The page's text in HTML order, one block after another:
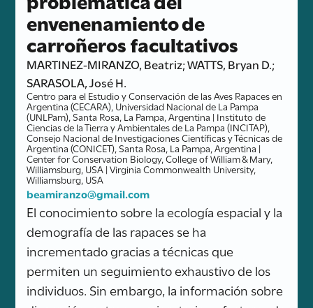
envenenamiento de
carroñeros facultativos
MARTINEZ-MIRANZO, Beatriz; WATTS, Bryan D.;
SARASOLA, José H.
Centro para el Estudio y Conservación de las Aves Rapaces en
Argentina (CECARA), Universidad Nacional de La Pampa
(UNLPam), Santa Rosa, La Pampa, Argentina | Instituto de
Ciencias de la Tierra y Ambientales de La Pampa (INCITAP),
Consejo Nacional de Investigaciones Científicas y Técnicas de
Argentina (CONICET), Santa Rosa, La Pampa, Argentina |
Center for Conservation Biology, College of William & Mary,
Williamsburg, USA | Virginia Commonwealth University,
Williamsburg, USA
beamiranzo@gmail.com
El conocimiento sobre la ecología espacial y la
demografía de las rapaces se ha
incrementado gracias a técnicas que
permiten un seguimiento exhaustivo de los
individuos. Sin embargo, la información sobre